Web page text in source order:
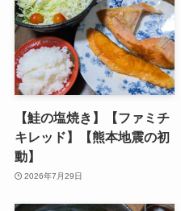
【鮭の塩焼き】【ファミチ
キレッド】【熊本地震の初
動】
2026年7月29日